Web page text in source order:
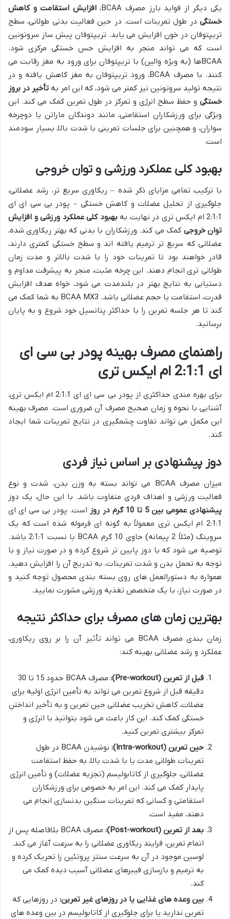
یکی دیگر از فواید بارز مصرف BCAA،
افزایش استقامت و کاهش
خستگی در طول تمرینات است. در حین فعالیت بدنی طولانی، سطح
تریپتوفان در خون افزایش می یابد. تریپتوفان پیش ساز سروتونین
است که می تواند منجر به افزایش حس خستگی مرکزی شود.
BCAAها (به ویژه والین) با تریپتوفان برای ورود به مغز رقابت می
کنند. با مصرف BCAA، ورود تریپتوفان به مغز کاهش یافته و در
نتیجه تولید سروتونین نیز کمتر می شود، که این امر به تأخیر در بروز
خستگی و حفظ سطح انرژی و تمرکز در طول تمرین کمک می کند. این
ویژگی برای ورزشکاران استقامتی، مانند دوندگان ماراتن یا دوچرخه
سواران، و همچنین برای جلسات تمرینی با شدت بالا، بسیار سودمند
است.
بهبود کلی عملکرد ورزشی و توان خروجی
با ترکیب تمامی مزایای ذکر شده – ریکاوری سریع تر، رشد عضلانی،
جلوگیری از تحلیل عضلات و کاهش خستگی – پودر بی سی ای ای
2:1:1 ام ایکس تری در نهایت به
بهبود کلی عملکرد ورزشی و افزایش
توان خروجی کمک می کند. ورزشکاران با بدنی که بهتر ریکاوری شده،
عضلاتی که سریع تر ترمیم یافته اند و سطح خستگی کمتری دارند،
قادر خواهند بود تا تمرینات خود را با شدت بالاتر و مدت زمان
طولانی تری انجام دهند. این چرخه مثبت، منجر به پیشرفت مداوم و
دستیابی به نتایج بهتر در بلندمدت می شود، خواه هدف افزایش
قدرت، استقامت یا حجم عضلانی باشد. BCAA MX3 به شما کمک می
کند تا هر جلسه تمرین را با حداکثر پتانسیل خود شروع و به پایان
برسانید.
راهنمای مصرف بهینه پودر بی سی ای
ای 2:1:1 ام ایکس تری
برای بهره مندی حداکثری از پودر بی سی ای ای 2:1:1 ام ایکس تری،
آشنایی با نحوه و زمان صحیح مصرف آن ضروری است. مصرف بهینه
این مکمل می تواند تفاوت چشمگیری در نتایج تمرینات شما ایجاد
کند.
دوز پیشنهادی بر اساس نیاز فردی
میزان مصرف BCAA می تواند بسته به وزن بدن، شدت و نوع
فعالیت ورزشی و اهداف فردی متفاوت باشد. با این حال، یک دوز
پیشنهادی عمومی بین 5 تا 10 گرم در روز
است. پودر بی سی ای ای
2:1:1 ام ایکس تری معمولاً به گونه ای فرموله شده است که یک
سروینگ (مثلاً 2 پیمانه) حاوی 10 گرم BCAA با نسبت 2:1:1 باشد.
توصیه می شود که با دوز پایین تر شروع کرده و در صورت نیاز و با
توجه به تحمل بدن و شدت تمرینات، به تدریج آن را افزایش دهید.
همواره به دستورالعمل های روی بسته بندی محصول توجه کنید و
در صورت نیاز، با یک متخصص تغذیه ورزشی مشورت نمایید.
بهترین زمان های مصرف برای حداکثر نتیجه
زمان بندی مصرف BCAA می تواند تأثیر آن را بر روی ریکاوری،
عملکرد و رشد عضلانی بهینه کند:
قبل از تمرین (Pre-workout):
مصرف BCAA حدود 15 تا 30
دقیقه قبل از شروع تمرین می تواند به تأمین انرژی اولیه برای
عضلات، کاهش تخریب عضلانی حین تمرین و به تأخیر انداختن
خستگی کمک کند. این کار باعث می شود بتوانید با انرژی و
تمرکز بیشتری تمرین کنید.
حین تمرین (Intra-workout):
نوشیدن BCAA در طول
تمرینات طولانی مدت یا با شدت بالا، به حفظ استقامت
عضلانی، جلوگیری از کاتابولیسم (تجزیه عضلات) و تأمین انرژی
پایدار کمک می کند. این امر به خصوص برای ورزشکاران
استقامتی و کسانی که تمرینات سنگین بدنسازی انجام می
دهند، مفید است.
بعد از تمرین (Post-workout):
مصرف BCAA بلافاصله پس از
اتمام تمرین، فرایند ریکاوری عضلانی را به سرعت آغاز می کند.
لوسین موجود در آن به سرعت سنتز پروتئین را تحریک کرده و
به ترمیم و بازسازی فیبرهای عضلانی آسیب دیده کمک می
کند.
بین وعده های غذایی یا در روزهای غیر تمرین: در روزهایی که
تمرین ندارید یا برای جلوگیری از کاتابولیسم در بین وعده های